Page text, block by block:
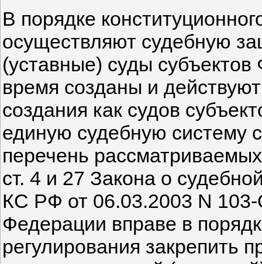
В порядке
осуществляют судебную
(уставные) суды
время созданы и
создания как судов
единую судебную систему
перечень
ст. 4 и 27 Закона о
КС РФ от 06.03.2003 N
Федерации вправе в
регулирования закрепить